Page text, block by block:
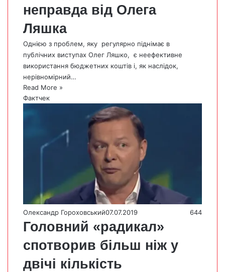
неправда від Олега
Ляшка
Однією з проблем, яку регулярно піднімає в
публічних виступах Олег Ляшко, є неефективне
використання бюджетних коштів і, як наслідок,
нерівномірний…
Read More »
Фактчек
Олександр Гороховський07.07.2019 644
Головний «радикал»
спотворив більш ніж у
двічі кількість